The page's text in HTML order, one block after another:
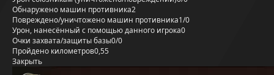
Обнаружено машин противника2
Повреждено/уничтожено машин противника1/0
Урон, нанесённый с помощью данного игрока0
Очки захвата/защиты базы0/0
Пройдено километров0,55
Закрыть